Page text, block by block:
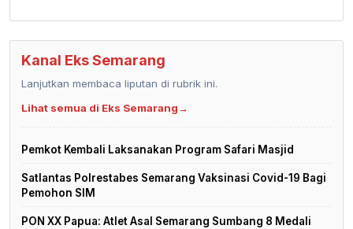
Kanal Eks Semarang
Lanjutkan membaca liputan di rubrik ini.
Lihat semua di Eks Semarang→
Pemkot Kembali Laksanakan Program Safari Masjid
Satlantas Polrestabes Semarang Vaksinasi Covid-19 Bagi
Pemohon SIM
PON XX Papua: Atlet Asal Semarang Sumbang 8 Medali